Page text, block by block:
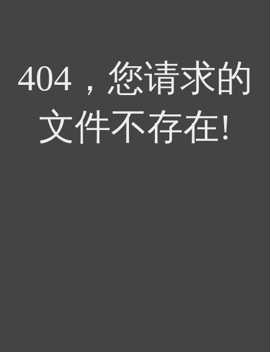
404，您请求的
文件不存在!